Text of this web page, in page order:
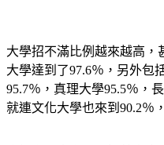
大學招不滿比例越來越高，
大學達到了97.6％，另外包
95.7％，真理大學95.5％，
就連文化大學也來到90.2％